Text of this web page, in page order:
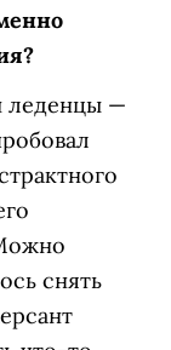
леденцы —
снять